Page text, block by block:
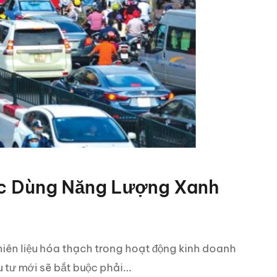
Dùng Năng Lượng Xanh
liệu hóa thạch trong hoạt động kinh doanh
mới sẽ bắt buộc phải...